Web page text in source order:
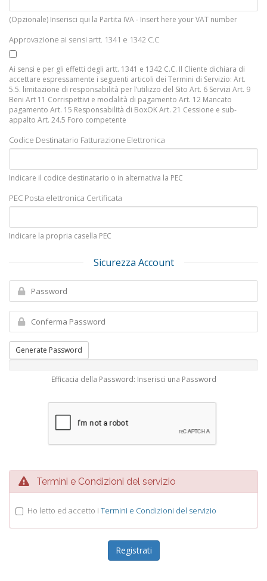
(Opzionale) Inserisci qui la Partita IVA - Insert here your VAT number
Approvazione ai sensi artt. 1341 e 1342 C.C
Ai sensi e per gli effetti degli artt. 1341 e 1342 C.C. Il Cliente dichiara di
accettare espressamente i seguenti articoli dei Termini di Servizio: Art.
5.5. limitazione di responsabilità per l’utilizzo del Sito Art. 6 Servizi Art. 9
Beni Art 11 Corrispettivi e modalità di pagamento Art. 12 Mancato
pagamento Art. 15 Responsabilità di BoxOK Art. 21 Cessione e sub-
appalto Art. 24.5 Foro competente
Codice Destinatario Fatturazione Elettronica
Indicare il codice destinatario o in alternativa la PEC
PEC Posta elettronica Certificata
Indicare la propria casella PEC
Sicurezza Account
Generate Password
Efficacia della Password: Inserisci una Password
Termini e Condizioni del servizio
Ho letto ed accetto i Termini e Condizioni del servizio